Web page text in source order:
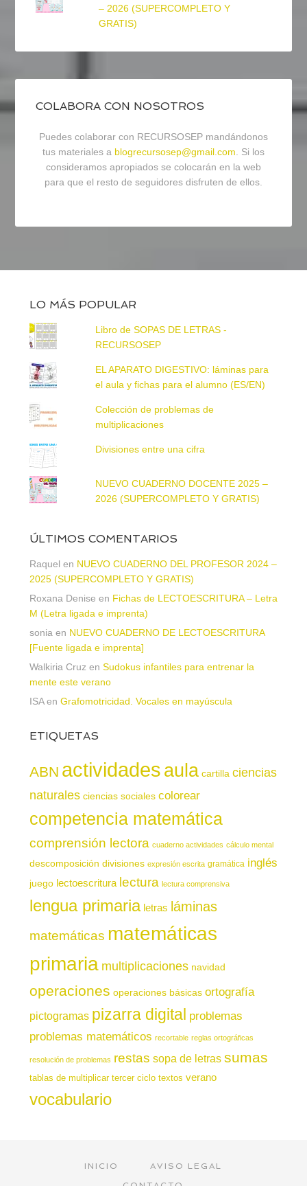
– 2026 (SUPERCOMPLETO Y
GRATIS)
COLABORA CON NOSOTROS
Puedes colaborar con RECURSOSEP mandándonos
tus materiales a blogrecursosep@gmail.com. Si los
consideramos apropiados se colocarán en la web
para que el resto de seguidores disfruten de ellos.
LO MÁS POPULAR
Libro de SOPAS DE LETRAS -
RECURSOSEP
EL APARATO DIGESTIVO: láminas para
el aula y fichas para el alumno (ES/EN)
Colección de problemas de
multiplicaciones
Divisiones entre una cifra
NUEVO CUADERNO DOCENTE 2025 –
2026 (SUPERCOMPLETO Y GRATIS)
ÚLTIMOS COMENTARIOS
Raquel en NUEVO CUADERNO DEL PROFESOR 2024 –
2025 (SUPERCOMPLETO Y GRATIS)
Roxana Denise en Fichas de LECTOESCRITURA – Letra
M (Letra ligada e imprenta)
sonia en NUEVO CUADERNO DE LECTOESCRITURA
[Fuente ligada e imprenta]
Walkiria Cruz en Sudokus infantiles para entrenar la
mente este verano
ISAen Grafomotricidad. Vocales en mayúscula
ETIQUETAS
ABN actividadesaula cartilla ciencias
naturales ciencias sociales colorear
competencia matemática
comprensión lectora cuaderno actividades cálculo mental
descomposición divisiones expresión escrita gramática inglés
juego lectoescritura lectura lectura comprensiva
lengua primaria letras láminas
matemáticas matemáticas
primaria multiplicaciones navidad
operaciones operaciones básicas ortografía
pictogramas pizarra digital problemas
problemas matemáticos recortable reglas ortográficas
resolución de problemas restas sopa de letras sumas
tablas de multiplicar tercer ciclo textos verano
vocabulario
INICIO
AVISO LEGAL